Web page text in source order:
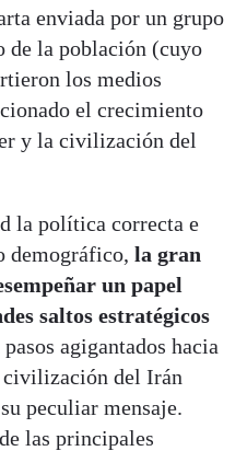
enviada por un grupo
de la población (cuyo
los medios
el crecimiento
y la civilización del
la política correcta e
demográfico, la gran
un papel
saltos estratégicos
agigantados hacia
civilización del Irán
peculiar mensaje.
las principales